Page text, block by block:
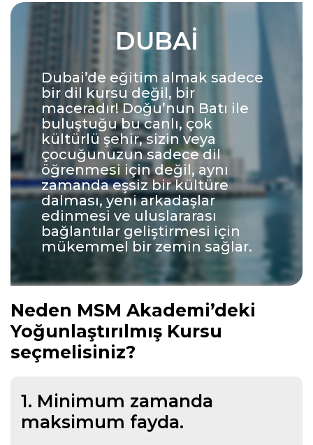
DUBAI
Dubai’de eğitim almak sadece
bir dil kursu değil, bir
maceradır! Doğu’nun Batı ile
buluştuğu bu canlı, çok
kültürlü şehir, sizin veya
çocuğunuzun sadece dil
öğrenmesi için değil, aynı
zamanda eşsiz bir kültüre
dalması, yeni arkadaşlar
edinmesi ve uluslararası
bağlantılar geliştirmesi için
mükemmel bir zemin sağlar.
Neden MSM Akademi’deki
Yoğunlaştırılmış Kursu
seçmelisiniz?
1. Minimum zamanda
maksimum fayda.